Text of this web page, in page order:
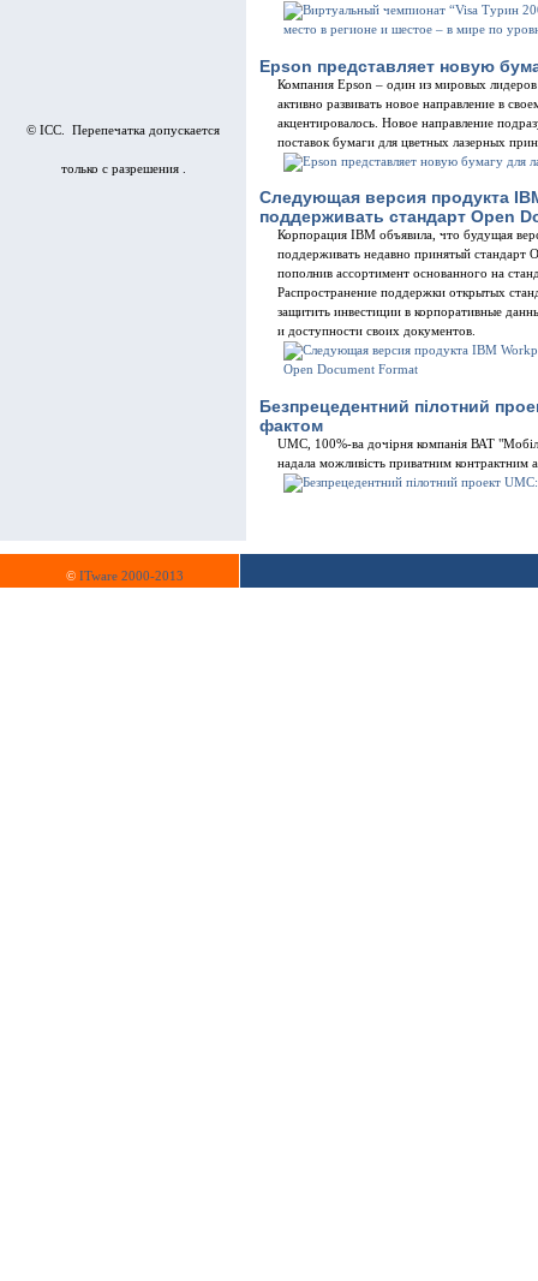
© ICC. Перепечатка допускается
только с разрешения .
Epson представляет новую
Компания Epson – один из мировых
активно развивать новое направление в
акцентировалось. Новое направление
поставок бумаги для цветных лазерных
Следующая версия продукта
поддерживать стандарт Open
Корпорация IBM объявила, что будущая
поддерживать недавно принятый
пополнив ассортимент основанного на
Распространение поддержки открытых
защитить инвестиции в корпоративные
и доступности своих документов.
Безпрецедентний пілотний
фактом
UMC, 100%-ва дочірня компанія ВАТ
надала можливість приватним контрактним
© ITware 2000-2013